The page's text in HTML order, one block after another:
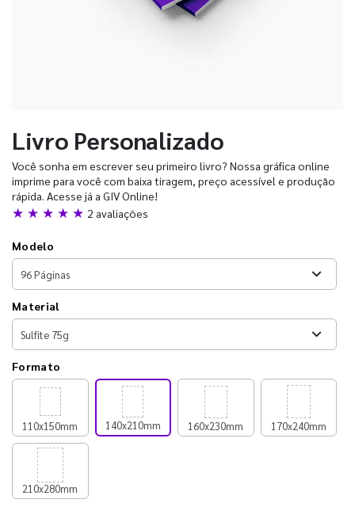
Livro Personalizado
Você sonha em escrever seu primeiro livro? Nossa gráfica online
imprime para você com baixa tiragem, preço acessível e produção
rápida. Acesse já a GIV Online!
★ ★ ★ ★ ★ 2 avaliações
Modelo
Material
Formato
110x150mm 140x210mm 160x230mm 170x240mm
210x280mm